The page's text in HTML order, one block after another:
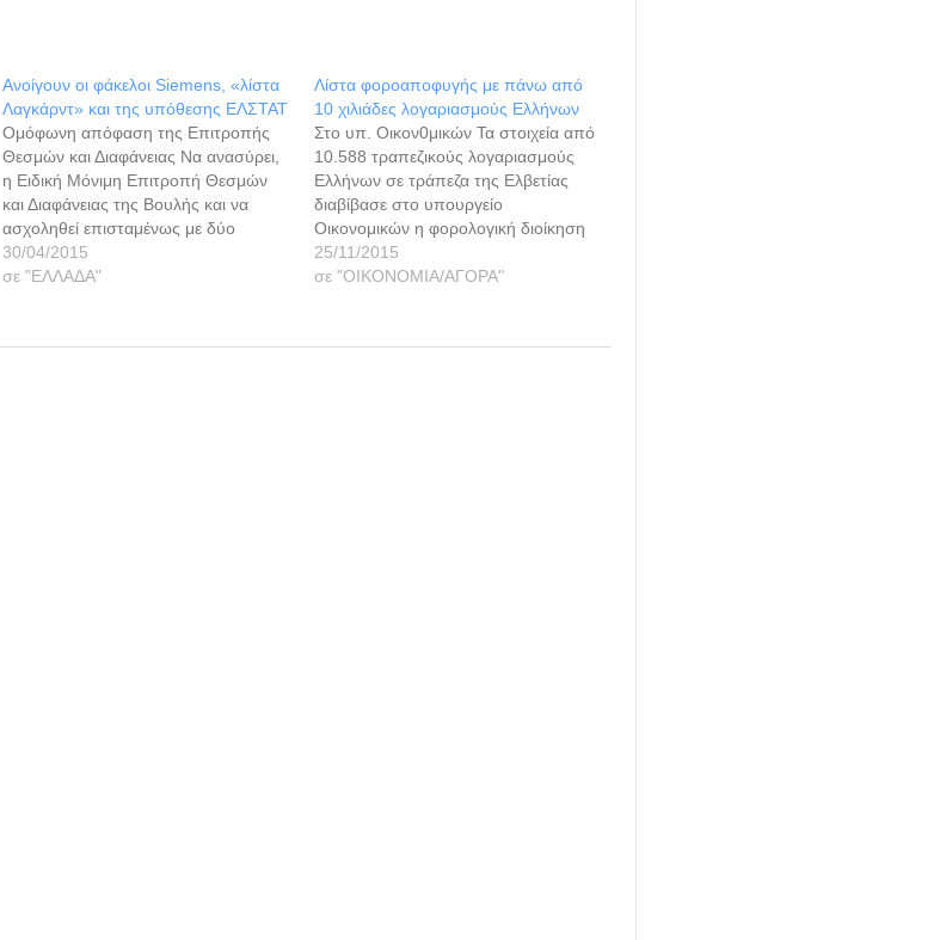
Ανοίγουν οι φάκελοι Siemens, «λίστα
Λαγκάρντ» και της υπόθεσης ΕΛΣΤΑΤ
Ομόφωνη απόφαση της Επιτροπής
Θεσμών και Διαφάνειας Να ανασύρει,
η Ειδική Μόνιμη Επιτροπή Θεσμών
και Διαφάνειας της Βουλής και να
ασχοληθεί επισταμένως με δύο
ζωντανά σκάνδαλα, τα οποία
εξακολουθούν να κηλιδώνουν το
υπόθεση της Siemens και της «λίστας
30/04/2015
σε "ΕΛΛΑΔΑ"
Λίστα φοροαποφυγής με πάνω από
10 χιλιάδες λογαριασμούς Ελλήνων
Στο υπ. Οικον0μικών Τα στοιχεία από
10.588 τραπεζικούς λογαριασμούς
Ελλήνων σε τράπεζα της Ελβετίας
διαβίβασε στο υπουργείο
Οικονομικών η φορολογική διοίκηση
της Βόρειας Ρηνανίας Βεστφαλίας
μέσω της Κεντρικής Φορολογικής
για στοιχεία που θα συμβάλουν
25/11/2015
σε "ΟΙΚΟΝΟΜΙΑ/ΑΓΟΡΑ"